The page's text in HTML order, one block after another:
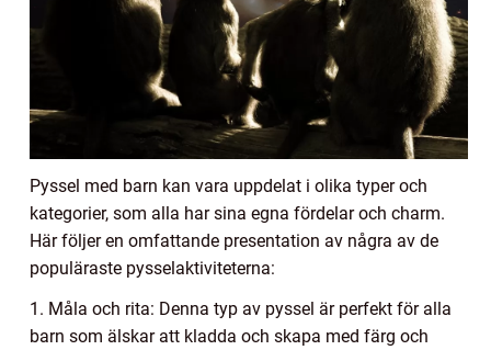
Pyssel med barn kan vara uppdelat i olika typer och
kategorier, som alla har sina egna fördelar och charm.
Här följer en omfattande presentation av några av de
populäraste pysselaktiviteterna:
1. Måla och rita: Denna typ av pyssel är perfekt för alla
barn som älskar att kladda och skapa med färg och